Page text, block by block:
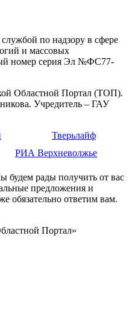
по надзору в сфере
и массовых
номер серия Эл №ФС77-
Областной Портал (ТОП).
Учредитель – ГАУ
Тверьлайф
РИА Верхневолжье
будем рады получить от вас
предложения и
обязательно ответим вам.
Портал»